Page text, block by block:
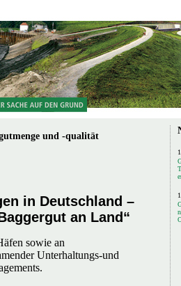
und -qualität
in Deutschland –
an Land“
sowie an
Unterhaltungs-und